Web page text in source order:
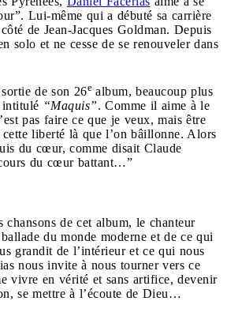
Lui-même qui a débuté sa carrière
de Jean-Jacques Goldman. Depuis
solo et ne cesse de se renouveler dans
de son 26e album, beaucoup plus
intitulé “Maquis”. Comme il aime à le
pas faire ce que je veux, mais être
cette liberté là que l’on bâillonne. Alors
du cœur, comme disait Claude
du cœur battant…”
chansons de cet album, le chanteur
du monde moderne et de ce qui
grandit de l’intérieur et ce qui nous
nous invite à nous tourner vers ce
vivre en vérité et sans artifice, devenir
se mettre à l’écoute de Dieu…